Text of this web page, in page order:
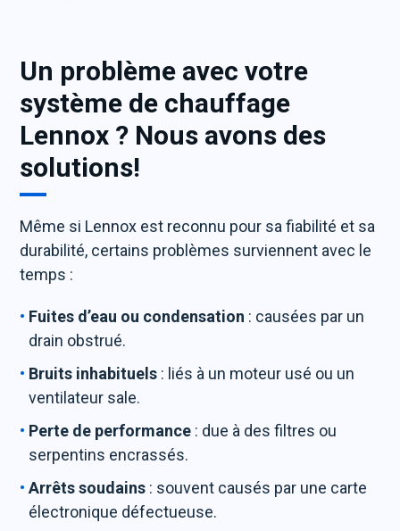
Un problème avec votre
système de chauffage
Lennox ? Nous avons des
solutions!
Même si Lennox est reconnu pour sa fiabilité et sa
durabilité, certains problèmes surviennent avec le
temps :
Fuites d’eau ou condensation : causées par un
drain obstrué.
Bruits inhabituels : liés à un moteur usé ou un
ventilateur sale.
Perte de performance : due à des filtres ou
serpentins encrassés.
Arrêts soudains : souvent causés par une carte
électronique défectueuse.